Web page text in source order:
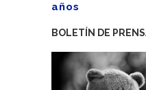
años
BOLETÍN DE